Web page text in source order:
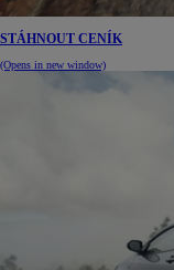
STÁHNOUT CENÍK
(Opens in new window)